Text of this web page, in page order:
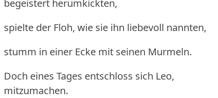
begeistert herumkickten,
spielte der Floh, wie sie ihn liebevoll nannten,
stumm in einer Ecke mit seinen Murmeln.
Doch eines Tages entschloss sich Leo,
mitzumachen.